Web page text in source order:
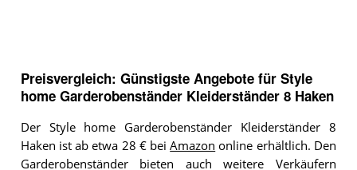
Preisvergleich: Günstigste Angebote für Style
home Garderobenständer Kleiderständer 8 Haken
Der Style home Garderobenständer Kleiderständer 8
Haken ist ab etwa 28 € beiAmazon online erhältlich. Den
Garderobenständer bieten auch weitere Verkäufern